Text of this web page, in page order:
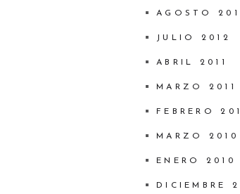
AGOSTO
JULIO 2012
ABRIL 2011
MARZO 2011
FEBRERO
MARZO 2010
ENERO 2010
DICIEMBRE